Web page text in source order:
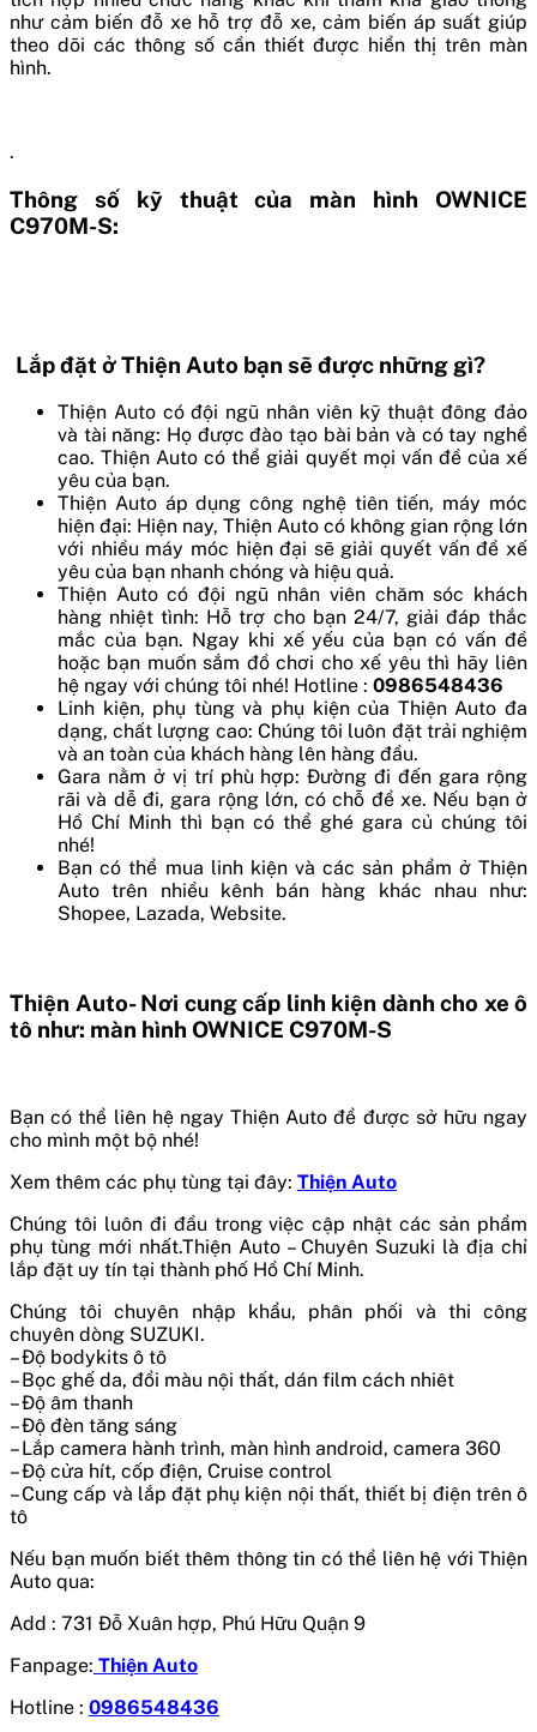
như cảm biến đỗ xe hỗ trợ đỗ xe, cảm biến áp suất giúp
theo dõi các thông số cần thiết được hiển thị trên màn
hình.
.
Thông số kỹ thuật của màn hình OWNICE
C970M-S:
Lắp đặt ở Thiện Auto bạn sẽ được những gì?
Thiện Auto có đội ngũ nhân viên kỹ thuật đông đảo
và tài năng: Họ được đào tạo bài bản và có tay nghề
cao. Thiện Auto có thể giải quyết mọi vấn đề của xế
yêu của bạn.
Thiện Auto áp dụng công nghệ tiên tiến, máy móc
hiện đại: Hiện nay, Thiện Auto có không gian rộng lớn
với nhiều máy móc hiện đại sẽ giải quyết vấn đề xế
yêu của bạn nhanh chóng và hiệu quả.
Thiện Auto có đội ngũ nhân viên chăm sóc khách
hàng nhiệt tình: Hỗ trợ cho bạn 24/7, giải đáp thắc
mắc của bạn. Ngay khi xế yếu của bạn có vấn đề
hoặc bạn muốn sắm đồ chơi cho xế yêu thì hãy liên
hệ ngay với chúng tôi nhé! Hotline : 0986548436
Linh kiện, phụ tùng và phụ kiện của Thiện Auto đa
dạng, chất lượng cao: Chúng tôi luôn đặt trải nghiệm
và an toàn của khách hàng lên hàng đầu.
Gara nằm ở vị trí phù hợp: Đường đi đến gara rộng
rãi và dễ đi, gara rộng lớn, có chỗ để xe. Nếu bạn ở
Hồ Chí Minh thì bạn có thể ghé gara củ chúng tôi
nhé!
Bạn có thể mua linh kiện và các sản phẩm ở Thiện
Auto trên nhiều kênh bán hàng khác nhau như:
Shopee, Lazada, Website.
Thiện Auto- Nơi cung cấp linh kiện dành cho xe ô
tô như: màn hình OWNICE C970M-S
Bạn có thể liên hệ ngay Thiện Auto để được sở hữu ngay
cho mình một bộ nhé!
Xem thêm các phụ tùng tại đây: Thiện Auto
Chúng tôi luôn đi đầu trong việc cập nhật các sản phẩm
phụ tùng mới nhất.Thiện Auto – Chuyên Suzuki là địa chỉ
lắp đặt uy tín tại thành phố Hồ Chí Minh.
Chúng tôi chuyên nhập khẩu, phân phối và thi công
chuyên dòng SUZUKI.
– Độ bodykits ô tô
– Bọc ghế da, đổi màu nội thất, dán film cách nhiêt
– Độ âm thanh
– Độ đèn tăng sáng
– Lắp camera hành trình, màn hình android, camera 360
– Độ cửa hít, cốp điện, Cruise control
– Cung cấp và lắp đặt phụ kiện nội thất, thiết bị điện trên ô
tô
Nếu bạn muốn biết thêm thông tin có thể liên hệ với Thiện
Auto qua:
Add : 731 Đỗ Xuân hợp, Phú Hữu Quận 9
Fanpage: Thiện Auto
Hotline : 0986548436